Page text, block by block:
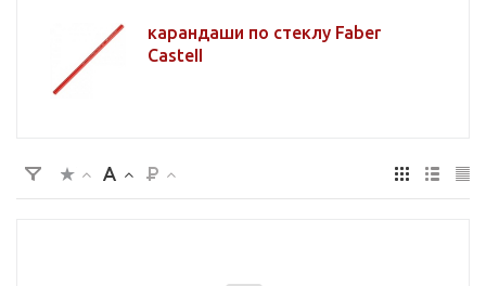
карандаши по стеклу Faber
CasteII